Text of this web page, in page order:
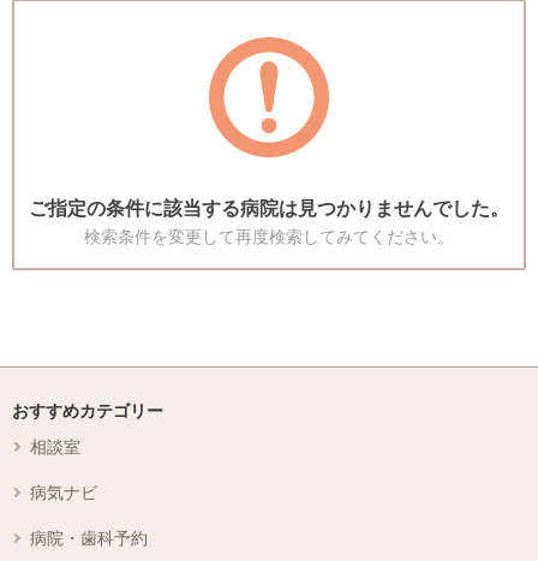
ご指定の条件に該当する病院は見つかりませんでした。
検索条件を変更して再度検索してみてください。
おすすめカテゴリー
相談室
病気ナビ
病院・歯科予約